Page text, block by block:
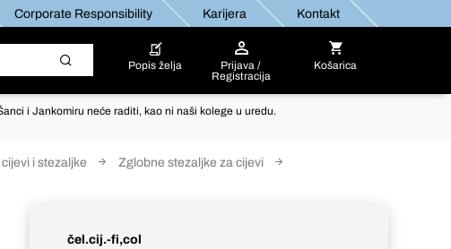
Corporate Responsibility Karijera Kontakt
Popis želja
Prijava /
Registracija
Košarica
i Jankomiru neće raditi, kao ni naši kolege u uredu.
i stezaljke
Zglobne stezaljke za cijevi
čel.cij.-fi,col